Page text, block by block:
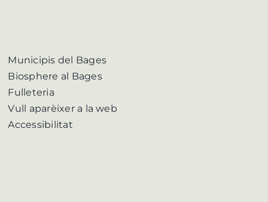
Municipis del Bages
Biosphere al Bages
Fulleteria
Vull aparèixer a la web
Accessibilitat